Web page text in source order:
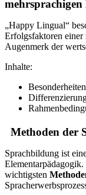
„Happy Lingual“
Erfolgsfaktoren einer
Augenmerk der
Inhalte:
Methoden der
Sprachbildung ist
wichtigsten